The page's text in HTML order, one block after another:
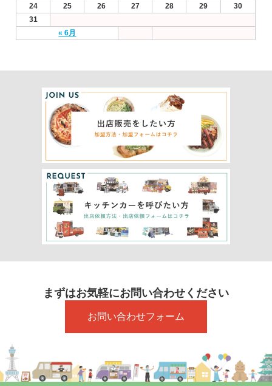
« 6月
24
25 26 27 28 29
30
31
まずはお気軽にお問い合わせください
お問い合わせフォーム